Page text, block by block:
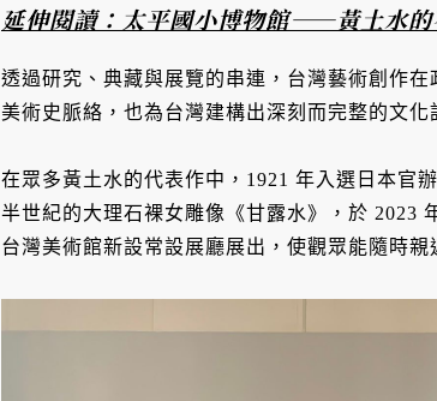
延伸閱讀：太平國小博物館——黃土水的
透過研究、典藏與展覽的串連，台灣藝術創作
美術史脈絡，也為台灣建構出深刻而完整的文化
在眾多黃土水的代表作中，1921 年入選日本官
半世紀的大理石裸女雕像《甘露水》，於 2023
台灣美術館新設常設展廳展出，使觀眾能隨時